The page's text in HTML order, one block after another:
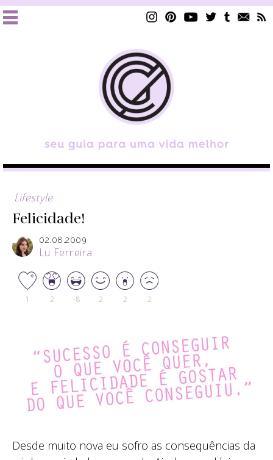
Lifestyle
Felicidade!
02.08.2009
Lu Ferreira
1 2 -8 2 2 2
Desde muito nova eu sofro as consequências da